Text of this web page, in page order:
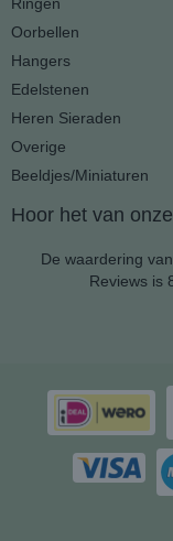
Oorbellen
Hangers
Edelstenen
Heren Sieraden
Overige
Beeldjes/Miniaturen
Hoor het van
De waardering
Reviewsis